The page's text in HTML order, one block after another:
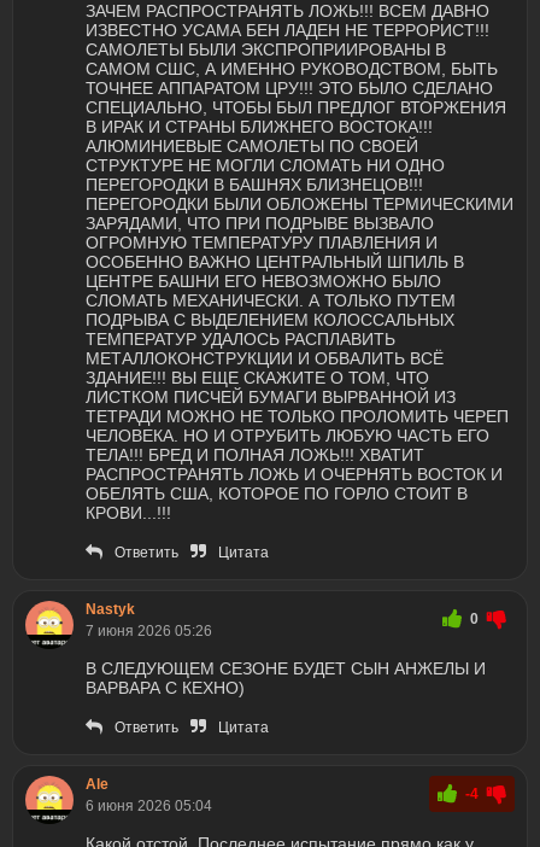
ЗАЧЕМ РАСПРОСТРАНЯТЬ ЛОЖЬ!!! ВСЕМ ДАВНО
ИЗВЕСТНО УСАМА БЕН ЛАДЕН НЕ ТЕРРОРИСТ!!!
САМОЛЕТЫ БЫЛИ ЭКСПРОПРИИРОВАНЫ В
САМОМ СШС, А ИМЕННО РУКОВОДСТВОМ, БЫТЬ
ТОЧНЕЕ АППАРАТОМ ЦРУ!!! ЭТО БЫЛО СДЕЛАНО
СПЕЦИАЛЬНО, ЧТОБЫ БЫЛ ПРЕДЛОГ ВТОРЖЕНИЯ
В ИРАК И СТРАНЫ БЛИЖНЕГО ВОСТОКА!!!
АЛЮМИНИЕВЫЕ САМОЛЕТЫ ПО СВОЕЙ
СТРУКТУРЕ НЕ МОГЛИ СЛОМАТЬ НИ ОДНО
ПЕРЕГОРОДКИ В БАШНЯХ БЛИЗНЕЦОВ!!!
ПЕРЕГОРОДКИ БЫЛИ ОБЛОЖЕНЫ ТЕРМИЧЕСКИМИ
ЗАРЯДАМИ, ЧТО ПРИ ПОДРЫВЕ ВЫЗВАЛО
ОГРОМНУЮ ТЕМПЕРАТУРУ ПЛАВЛЕНИЯ И
ОСОБЕННО ВАЖНО ЦЕНТРАЛЬНЫЙ ШПИЛЬ В
ЦЕНТРЕ БАШНИ ЕГО НЕВОЗМОЖНО БЫЛО
СЛОМАТЬ МЕХАНИЧЕСКИ. А ТОЛЬКО ПУТЕМ
ПОДРЫВА С ВЫДЕЛЕНИЕМ КОЛОССАЛЬНЫХ
ТЕМПЕРАТУР УДАЛОСЬ РАСПЛАВИТЬ
МЕТАЛЛОКОНСТРУКЦИИ И ОБВАЛИТЬ ВСЁ
ЗДАНИЕ!!! ВЫ ЕЩЕ СКАЖИТЕ О ТОМ, ЧТО
ЛИСТКОМ ПИСЧЕЙ БУМАГИ ВЫРВАННОЙ ИЗ
ТЕТРАДИ МОЖНО НЕ ТОЛЬКО ПРОЛОМИТЬ ЧЕРЕП
ЧЕЛОВЕКА. НО И ОТРУБИТЬ ЛЮБУЮ ЧАСТЬ ЕГО
ТЕЛА!!! БРЕД И ПОЛНАЯ ЛОЖЬ!!! ХВАТИТ
РАСПРОСТРАНЯТЬ ЛОЖЬ И ОЧЕРНЯТЬ ВОСТОК И
ОБЕЛЯТЬ США, КОТОРОЕ ПО ГОРЛО СТОИТ В
КРОВИ...!!!
Ответить Цитата
Nastyk
7 июня 2026 05:26
0
В СЛЕДУЮЩЕМ СЕЗОНЕ БУДЕТ СЫН АНЖЕЛЫ И
ВАРВАРА С КЕХНО)
Ответить Цитата
Ale
6 июня 2026 05:04
-4